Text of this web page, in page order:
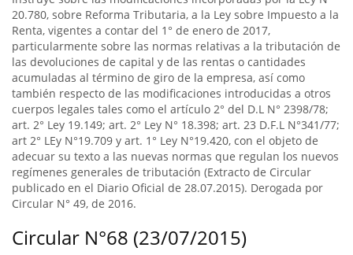
20.780, sobre Reforma Tributaria, a la Ley sobre Impuesto a la
Renta, vigentes a contar del 1° de enero de 2017,
particularmente sobre las normas relativas a la tributación de
las devoluciones de capital y de las rentas o cantidades
acumuladas al término de giro de la empresa, así como
también respecto de las modificaciones introducidas a otros
cuerpos legales tales como el artículo 2° del D.L N° 2398/78;
art. 2° Ley 19.149; art. 2° Ley N° 18.398; art. 23 D.F.L N°341/77;
art 2° LEy N°19.709 y art. 1° Ley N°19.420, con el objeto de
adecuar su texto a las nuevas normas que regulan los nuevos
regímenes generales de tributación (Extracto de Circular
publicado en el Diario Oficial de 28.07.2015). Derogada por
Circular N° 49, de 2016.
Circular N°68 (23/07/2015)